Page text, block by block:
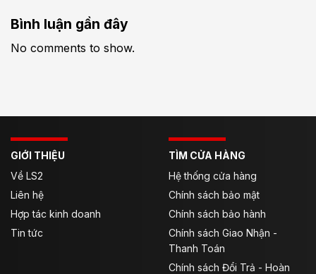
Bình luận gần đây
No comments to show.
GIỚI THIỆU
Về LS2
Liên hệ
Hợp tác kinh doanh
Tin tức
TÌM CỬA HÀNG
Hệ thống cửa hàng
Chính sách bảo mật
Chính sách bảo hành
Chính sách Giao Nhận -
Thanh Toán
Chính sách Đổi Trả - Hoàn